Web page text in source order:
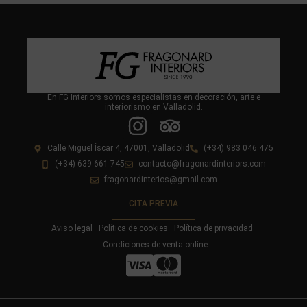
En FG Interiors somos especialistas en decoración, arte e
interiorismo en Valladolid.
Calle Miguel Íscar 4, 47001, Valladolid
(+34) 983 046 475
(+34) 639 661 745
contacto@fragonardinteriors.com
fragonardinterios@gmail.com
CITA PREVIA
Aviso legal Política de cookies
Política de privacidad
Condiciones de venta online